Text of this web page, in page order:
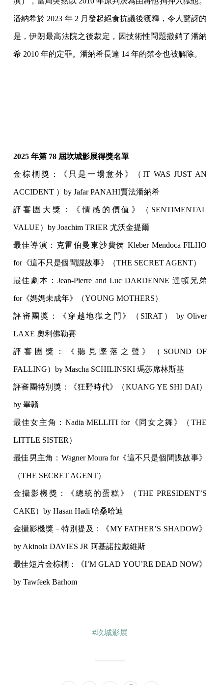
潘納希於 2023 年 2 月發起絕食抗議後獲釋，令人驚訝的
是，伊朗最高法院之後裁定，因技術性問題撤銷了潘納
希 2010 年的定罪。潘納希長達 14 年的禁令也被解除。
2025 年第 78 屆坎城影展得獎名單
金棕櫚獎：《只是一場意外》（IT WAS JUST AN
ACCIDENT ）by Jafar PANAHI賈法潘納希
評審團大獎：《情感的價值》（SENTIMENTAL
VALUE）by Joachim TRIER 尤沃金提爾
最佳導演：克雷伯曼東沙費侯 Kleber Mendoca FILHO
for《這不只是個間諜故事》（THE SECRET AGENT）
最佳劇本：Jean-Pierre and Luc DARDENNE 達頓兄弟
for《媽媽未成年》（YOUNG MOTHERS）
評審團獎：《穿越地獄之門》（SIRAT） by Oliver
LAXE 奧利佛勒賽
評審團獎：《聽見墜落之聲》（SOUND OF
FALLING）by Mascha SCHILINSKI 瑪莎席林斯基
評審團特別獎：《狂野時代》（KUANG YE SHI DAI）
by 畢贛
最佳女主角：Nadia MELLITI for《同女之舞》（THE
LITTLE SISTER）
最佳男主角：Wagner Moura for《這不只是個間諜故事》
（THE SECRET AGENT）
金攝影機獎：《總統的蛋糕》（THE PRESIDENT’S
CAKE）by Hasan Hadi 哈桑哈迪
金攝影機獎－特別提及：《MY FATHER’S SHADOW》
by Akinola DAVIES JR 阿基諾拉戴維斯
最佳短片金棕櫚：《I’M GLAD YOU’RE DEAD NOW》
by Tawfeek Barhom
#坎城影展